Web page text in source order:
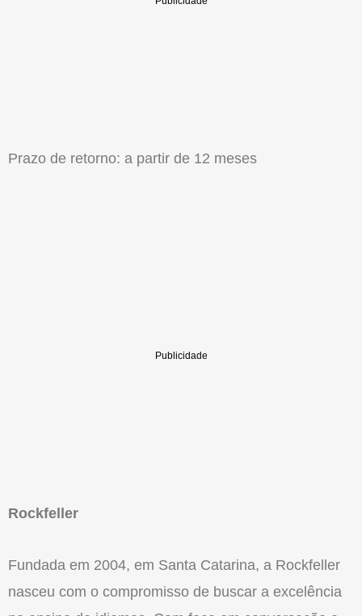
Prazo de retorno: a partir de 12 meses
Rockfeller
Fundada em 2004, em Santa Catarina, a Rockfeller
nasceu com o compromisso de buscar a excelência